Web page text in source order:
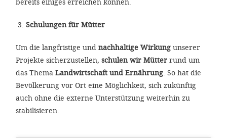
Schulungen für Mütter
Um die langfristige und nachhaltige Wirkung unserer
Projekte sicherzustellen, schulen wir Mütter rund um
das Thema Landwirtschaft und Ernährung . So hat die
Bevölkerung vor Ort eine Möglichkeit, sich zukünftig
auch ohne die externe Unterstützung weiterhin zu
stabilisieren.